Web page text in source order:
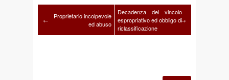
←
Proprietario incolpevole
ed abuso
Decadenza del vincolo
espropriativo ed obbligo di
riclassificazione
→